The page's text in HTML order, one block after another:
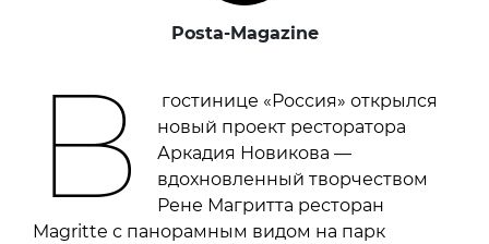
Posta-Magazine
В
гостинице «Россия» открылся
новый проект ресторатора
Аркадия Новикова —
вдохновленный творчеством
Рене Магритта ресторан
Magritte с панорамным видом на парк